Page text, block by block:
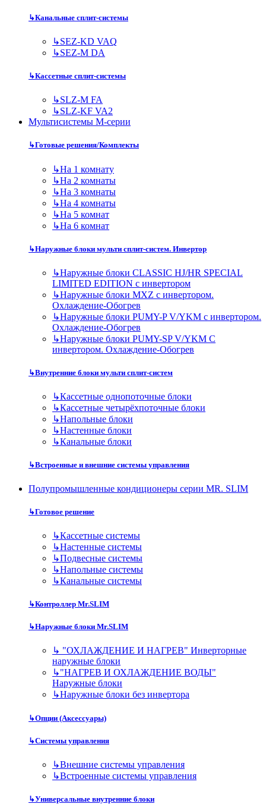
↳Канальные сплит-системы
↳SEZ-KD VAQ
↳SEZ-M DA
↳Кассетные сплит-системы
↳SLZ-M FA
↳SLZ-KF VA2
Мультисистемы M-серии
↳Готовые решения/Комплекты
↳На 1 комнату
↳На 2 комнаты
↳На 3 комнаты
↳На 4 комнаты
↳На 5 комнат
↳На 6 комнат
↳Наружные блоки мульти сплит-систем. Инвертор
↳Наружные блоки CLASSIC HJ/HR SPECIAL
LIMITED EDITION с инвертором
↳Наружные блоки MXZ с инвертором.
Охлаждение-Обогрев
↳Наружные блоки PUMY-P V/YKM с инвертором.
Охлаждение-Обогрев
↳Наружные блоки PUMY-SP V/YKM С
инвертором. Охлаждение-Обогрев
↳Внутренние блоки мульти сплит-систем
↳Кассетные однопоточные блоки
↳Кассетные четырёхпоточные блоки
↳Напольные блоки
↳Настенные блоки
↳Канальные блоки
↳Встроенные и внешние системы управления
Полупромышленные кондиционеры серии MR. SLIM
↳Готовое решение
↳Кассетные системы
↳Настенные системы
↳Подвесные системы
↳Напольные системы
↳Канальные системы
↳Контроллер Mr.SLIM
↳Наружные блоки Mr.SLIM
↳ "ОХЛАЖДЕНИЕ И НАГРЕВ" Инверторные
наружные блоки
↳"НАГРЕВ И ОХЛАЖДЕНИЕ ВОДЫ"
Наружные блоки
↳Наружные блоки без инвертора
↳Опции (Аксессуары)
↳Системы управления
↳Внешние системы управления
↳Встроенные системы управления
↳Универсальные внутренние блоки